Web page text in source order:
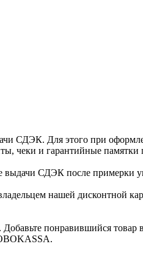
СДЭК. Для этого при
чеки и гарантийные
выдачи СДЭК после примерки
нашей дисконтной
понравившийся